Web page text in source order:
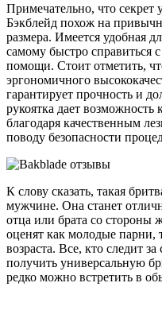
Примечательно, что секрет
Бэкблейд похож на
размера. Имеется удобная
самому быстро справиться
помощи. Стоит отметить,
эргономичного
гарантирует прочность и
рукоятка дает
благодаря качественным
поводу безопасности
К слову сказать, такая
мужчине. Она станет
отца или брата со
оценят как молодые
возраста. Все, кто следит
получить универсальную
редко можно встретить в